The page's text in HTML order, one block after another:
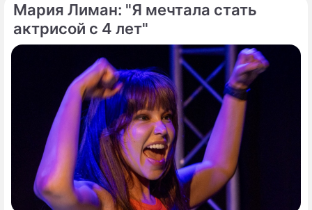
показанного в рамках фестиваля театра и
кино "Амурская осень" в Благовещенске
московским театром имени Евг. Вахтангова.
Многие актеры ждут такую – знаковую,
веховую – роль всю жизнь.
Мария Лиман: "Я мечтала стать
актрисой с 4 лет"